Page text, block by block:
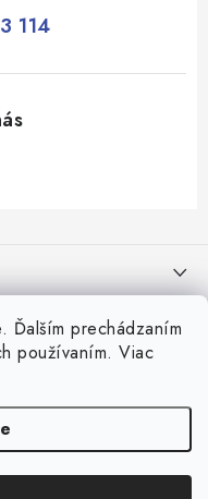
Ďalším prechádzaním
používaním. Viac
114
biliardových hier